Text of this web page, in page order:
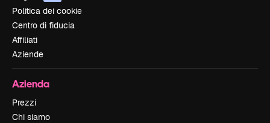
Politica dei cookie
Centro di fiducia
Affiliati
Aziende
Azienda
Prezzi
Chi siamo